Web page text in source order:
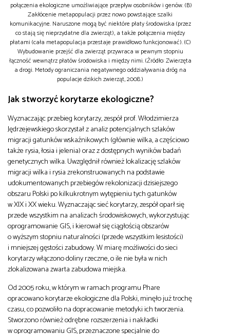
połączenia ekologiczne umożliwiające przepływ osobników i genów. (B)
Zakłócenie metapopulacji przez nowo powstające szalki
komunikacyjne. Naruszone mogą być niektóre płaty środowiska (przez
co stają się nieprzydatne dla zwierząt), a także połączenia między
płatami (cała metapopulacja przestaje prawidłowo funkcjonować). (C)
Wybudowanie przejść dla zwierząt przywraca w pewnym stopniu
łączność wewnątrz płatów środowiska i między nimi. (Źródło: Zwierzęta
a drogi. Metody ograniczania negatywnego oddziaływania dróg na
populacje dzikich zwierząt, 2008.)
Jak stworzyć korytarze ekologiczne?
Wyznaczając przebieg korytarzy, zespół prof. Włodzimierza
Jędrzejewskiego skorzystał z analiz potencjalnych szlaków
migracji gatunków wskaźnikowych (głównie wilka, a częściowo
także rysia, łosia i jelenia) oraz z dostępnych wyników badań
genetycznych wilka. Uwzględnił również lokalizację szlaków
migracji wilka i rysia zrekonstruowanych na podstawie
udokumentowanych przebiegów rekolonizacji dzisiejszego
obszaru Polski po kilkukrotnym wytępieniu tych gatunków
w XIX i XX wieku. Wyznaczając sieć korytarzy, zespół oparł się
przede wszystkim na analizach środowiskowych, wykorzystując
oprogramowanie GIS, i kierował się ciągłością obszarów
o wyższym stopniu naturalności (przede wszystkim lesistości)
i mniejszej gęstości zabudowy. W miarę możliwości do sieci
korytarzy włączono doliny rzeczne, o ile nie była w nich
zlokalizowana zwarta zabudowa miejska.
Od 2005 roku, w którym w ramach programu Phare
opracowano korytarze ekologiczne dla Polski, minęło już trochę
czasu, co pozwoliło na dopracowanie metodyki ich tworzenia.
Stworzono również odrębne rozszerzenia i nakładki
w oprogramowaniu GIS, przeznaczone specjalnie do